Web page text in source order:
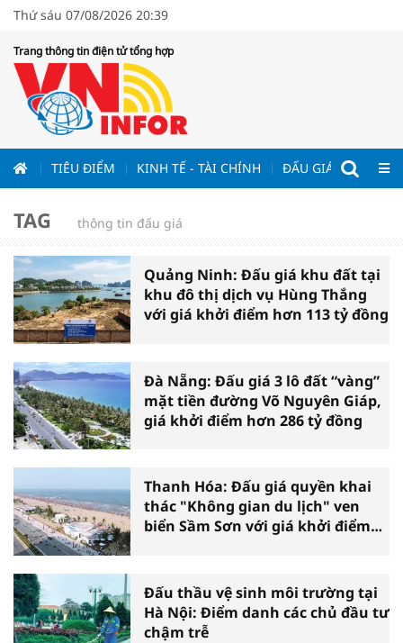
Thứ sáu 07/08/2026 20:39
Trang thông tin điện tử tổng hợp
TIÊU ĐIỂM KINH TẾ - TÀI CHÍNH ĐẤU GIÁ - ĐẤU
TAG thông tin đấu giá
Quảng Ninh: Đấu giá khu đất tại
khu đô thị dịch vụ Hùng Thắng
với giá khởi điểm hơn 113 tỷ đồng
Đà Nẵng: Đấu giá 3 lô đất “vàng”
mặt tiền đường Võ Nguyên Giáp,
giá khởi điểm hơn 286 tỷ đồng
Thanh Hóa: Đấu giá quyền khai
thác "Không gian du lịch" ven
biển Sầm Sơn với giá khởi điểm
Đấu thầu vệ sinh môi trường tại
Hà Nội: Điểm danh các chủ đầu tư
chậm trễ